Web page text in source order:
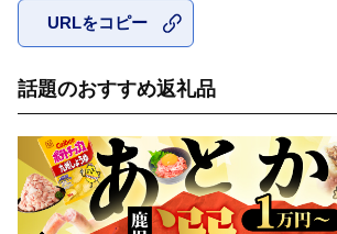
URLをコピー
話題のおすすめ返礼品